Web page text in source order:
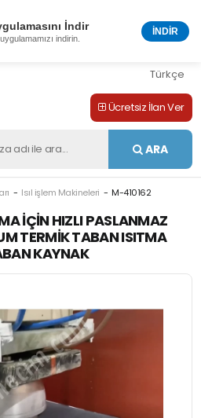
İndir
indirin.
İNDİR
Türkçe
Ücretsiz İlan Ver
ARA
Isıl işlem Makineleri M-410162
İÇIN HIZLI PASLANMAZ
TERMIK TABAN ISITMA
KAYNAK